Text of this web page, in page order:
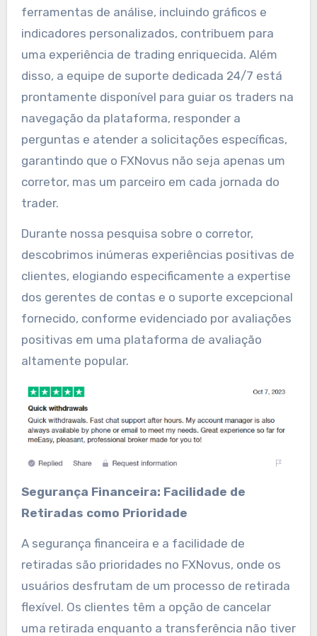
ferramentas de análise, incluindo gráficos e
indicadores personalizados, contribuem para
uma experiência de trading enriquecida. Além
disso, a equipe de suporte dedicada 24/7 está
prontamente disponível para guiar os traders na
navegação da plataforma, responder a
perguntas e atender a solicitações específicas,
garantindo que o FXNovus não seja apenas um
corretor, mas um parceiro em cada jornada do
trader.
Durante nossa pesquisa sobre o corretor,
descobrimos inúmeras experiências positivas de
clientes, elogiando especificamente a expertise
dos gerentes de contas e o suporte excepcional
fornecido, conforme evidenciado por avaliações
positivas em uma plataforma de avaliação
altamente popular.
Segurança Financeira: Facilidade de
Retiradas como Prioridade
A segurança financeira e a facilidade de
retiradas são prioridades no FXNovus, onde os
usuários desfrutam de um processo de retirada
flexível. Os clientes têm a opção de cancelar
uma retirada enquanto a transferência não tiver